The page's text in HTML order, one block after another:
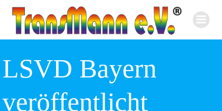
Inhalt
springen
LSVD Bayern
veröffentlicht